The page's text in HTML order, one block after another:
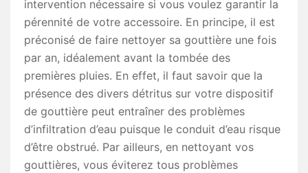
intervention nécessaire si vous voulez garantir la
pérennité de votre accessoire. En principe, il est
préconisé de faire nettoyer sa gouttière une fois
par an, idéalement avant la tombée des
premières pluies. En effet, il faut savoir que la
présence des divers détritus sur votre dispositif
de gouttière peut entraîner des problèmes
d’infiltration d’eau puisque le conduit d’eau risque
d’être obstrué. Par ailleurs, en nettoyant vos
gouttières, vous éviterez tous problèmes